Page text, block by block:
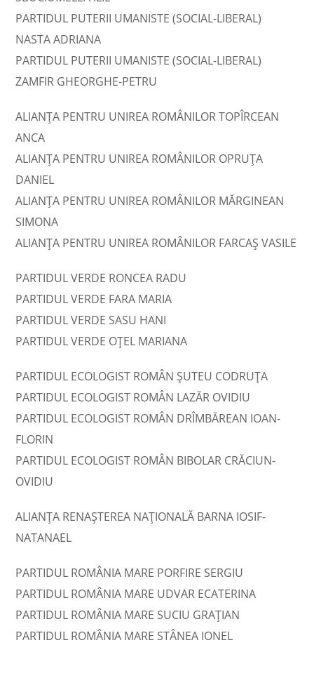
PARTIDUL PUTERII UMANISTE (SOCIAL-LIBERAL)
NASTA ADRIANA
PARTIDUL PUTERII UMANISTE (SOCIAL-LIBERAL)
ZAMFIR GHEORGHE-PETRU
ALIANȚA PENTRU UNIREA ROMÂNILOR TOPÎRCEAN
ANCA
ALIANȚA PENTRU UNIREA ROMÂNILOR OPRUŢA
DANIEL
ALIANȚA PENTRU UNIREA ROMÂNILOR MĂRGINEAN
SIMONA
ALIANȚA PENTRU UNIREA ROMÂNILOR FARCAŞ VASILE
PARTIDUL VERDE RONCEA RADU
PARTIDUL VERDE FARA MARIA
PARTIDUL VERDE SASU HANI
PARTIDUL VERDE OŢEL MARIANA
PARTIDUL ECOLOGIST ROMÂN ŞUTEU CODRUŢA
PARTIDUL ECOLOGIST ROMÂN LAZĂR OVIDIU
PARTIDUL ECOLOGIST ROMÂN DRÎMBĂREAN IOAN-
FLORIN
PARTIDUL ECOLOGIST ROMÂN BIBOLAR CRĂCIUN-
OVIDIU
ALIANȚA RENAȘTEREA NAȚIONALĂ BARNA IOSIF-
NATANAEL
PARTIDUL ROMÂNIA MARE PORFIRE SERGIU
PARTIDUL ROMÂNIA MARE UDVAR ECATERINA
PARTIDUL ROMÂNIA MARE SUCIU GRAŢIAN
PARTIDUL ROMÂNIA MARE STÂNEA IONEL